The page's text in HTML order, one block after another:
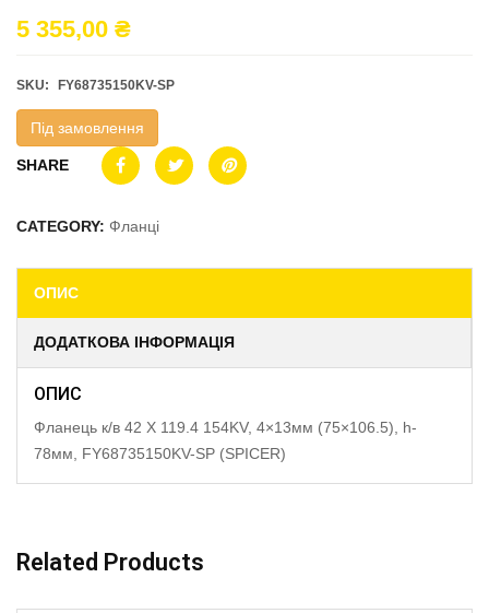
5 355,00 ₴
SKU: FY68735150KV-SP
Під замовлення
SHARE
CATEGORY: Фланці
ОПИС
ДОДАТКОВА ІНФОРМАЦІЯ
ОПИС
Фланець к/в 42 X 119.4 154KV, 4×13мм (75×106.5), h-
78мм, FY68735150KV-SP (SPICER)
Related Products